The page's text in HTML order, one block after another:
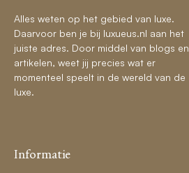
Alles weten op het gebied van luxe.
Daarvoor ben je bij luxueus.nl aan het
juiste adres. Door middel van blogs en
artikelen, weet jij precies wat er
momenteel speelt in de wereld van de
luxe.
Informatie